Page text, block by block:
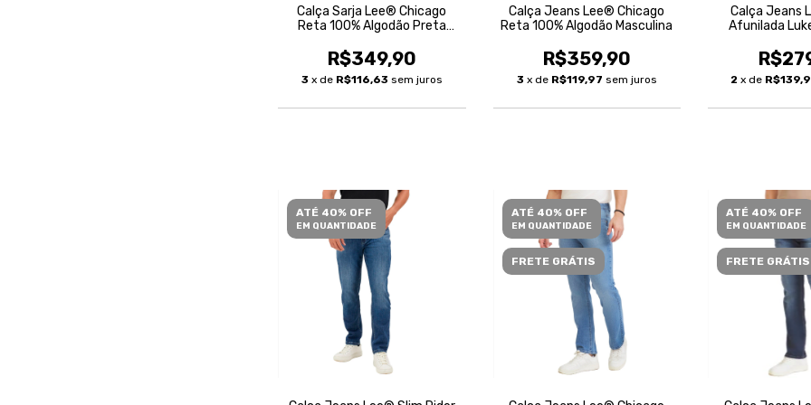
Calça Sarja Lee® Chicago
Reta 100% Algodão Preta
R$349,90
3 x de R$116,63 sem juros
Calça Jeans Lee® Chicago
Reta 100% Algodão Masculina
R$359,90
3 x de R$119,97 sem juros
Calça Jeans
Afunilada
2 x de
ATÉ 40% OFF
EM QUANTIDADE
ATÉ 40% OFF
EM QUANTIDADE
FRETE GRÁTIS
ATÉ 40% OFF
EM QUANTIDADE
FRETE GRÁTIS